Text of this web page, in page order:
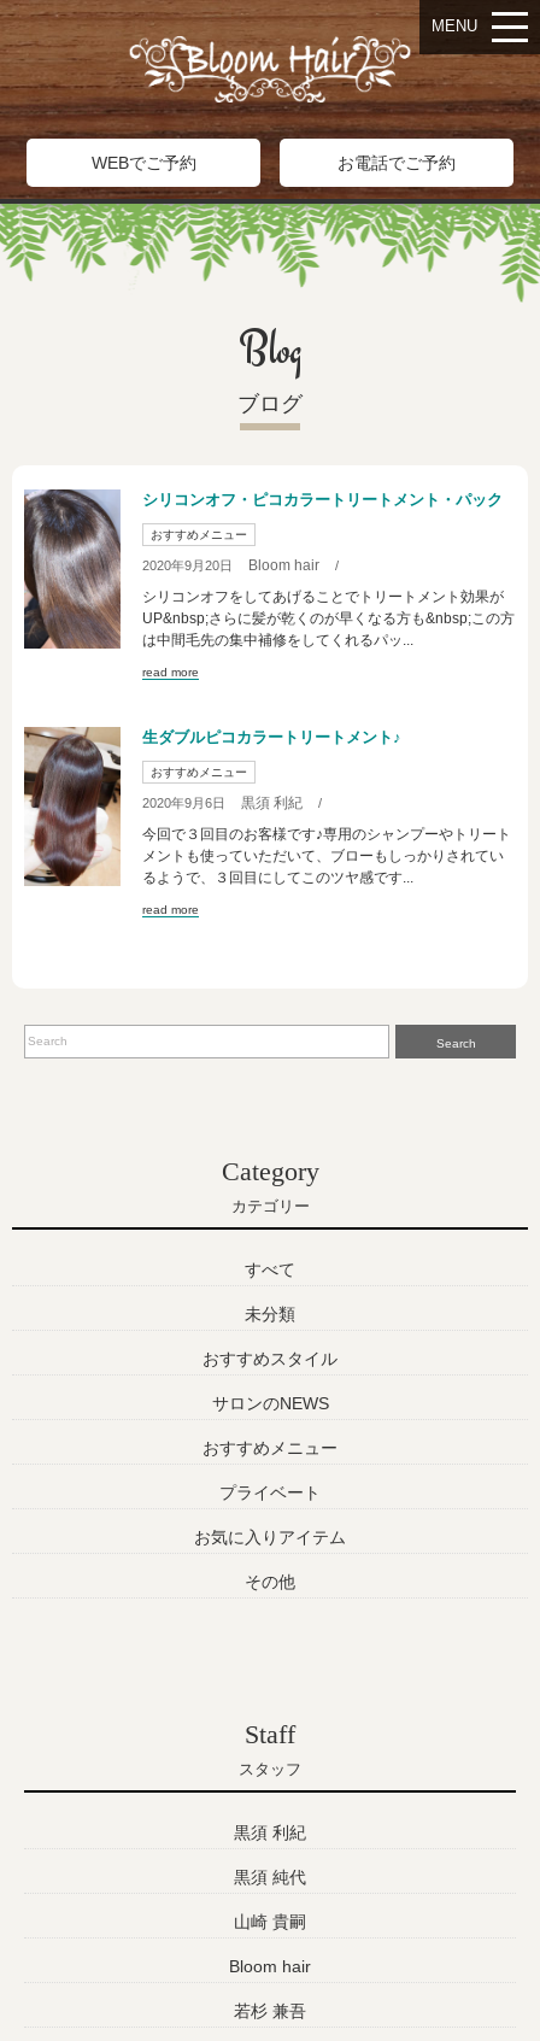
WEBでご予約 お電話でご予約
MENU
Blog
ブログ
シリコンオフ・ピコカラートリートメント・パック
おすすめメニュー
2020年9月20日 Bloom hair /
シリコンオフをしてあげることでトリートメント効果が
UP&nbsp;さらに髪が乾くのが早くなる方も&nbsp;この方
は中間毛先の集中補修をしてくれるパッ...
read more
生ダブルピコカラートリートメント♪
おすすめメニュー
2020年9月6日 黒須 利紀 /
今回で３回目のお客様です♪専用のシャンプーやトリート
メントも使っていただいて、ブローもしっかりされてい
るようで、３回目にしてこのツヤ感です...
read more
Search
Category
カテゴリー
すべて
未分類
おすすめスタイル
サロンのNEWS
おすすめメニュー
プライベート
お気に入りアイテム
その他
Staff
スタッフ
黒須 利紀
黒須 純代
山崎 貴嗣
Bloom hair
若杉 兼吾